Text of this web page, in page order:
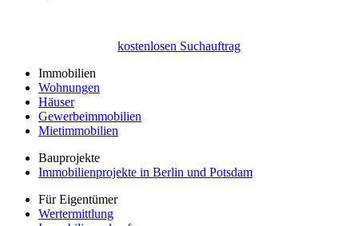
kostenlosen Suchauftrag
Immobilien
Wohnungen
Häuser
Gewerbeimmobilien
Mietimmobilien
Bauprojekte
Immobilienprojekte in Berlin und Potsdam
Für Eigentümer
Wertermittlung